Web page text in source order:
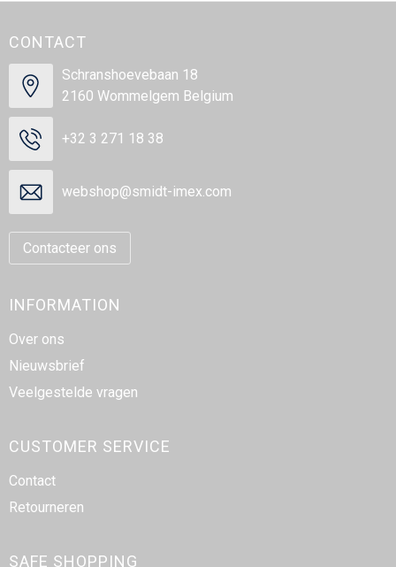
CONTACT
Schranshoevebaan 18
2160 Wommelgem Belgium
+32 3 271 18 38
webshop@smidt-imex.com
Contacteer ons
INFORMATION
Over ons
Nieuwsbrief
Veelgestelde vragen
CUSTOMER SERVICE
Contact
Retourneren
SAFE SHOPPING